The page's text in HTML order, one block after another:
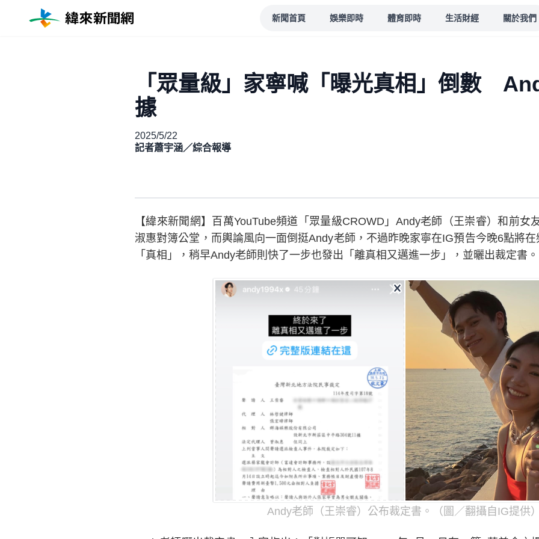
新聞首頁 娛樂即時 體育即時 生活財經 關於我們
「眾量級」家寧喊「曝光真相」倒數
據
2025/5/22
記者蕭宇涵／綜合報導
【緯來新聞網】百萬YouTube頻道「眾量級CROWD」Andy老師（王崇睿）和前女
淑惠對簿公堂，而輿論風向一面倒挺Andy老師，不過昨晚家寧在IG預告今晚6點將
「真相」，稍早Andy老師則快了一步也發出「離真相又邁進一步」，並曬出裁定書。
Andy老師（王崇睿）公布裁定書。（圖／翻攝自IG提供